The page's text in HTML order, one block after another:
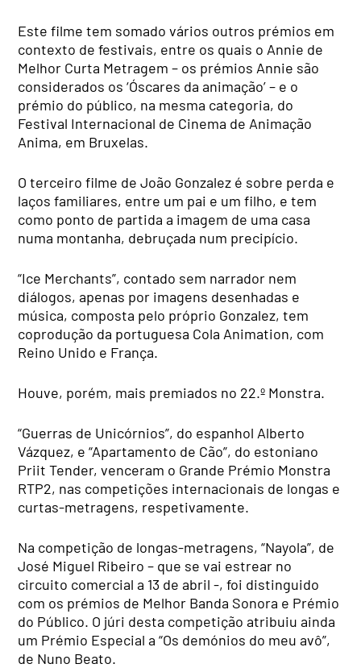
Este filme tem somado vários outros prémios em
contexto de festivais, entre os quais o Annie de
Melhor Curta Metragem – os prémios Annie são
considerados os ‘Óscares da animação’ – e o
prémio do público, na mesma categoria, do
Festival Internacional de Cinema de Animação
Anima, em Bruxelas.
O terceiro filme de João Gonzalez é sobre perda e
laços familiares, entre um pai e um filho, e tem
como ponto de partida a imagem de uma casa
numa montanha, debruçada num precipício.
“Ice Merchants”, contado sem narrador nem
diálogos, apenas por imagens desenhadas e
música, composta pelo próprio Gonzalez, tem
coprodução da portuguesa Cola Animation, com
Reino Unido e França.
Houve, porém, mais premiados no 22.º Monstra.
“Guerras de Unicórnios”, do espanhol Alberto
Vázquez, e “Apartamento de Cão”, do estoniano
Priit Tender, venceram o Grande Prémio Monstra
RTP2, nas competições internacionais de longas e
curtas-metragens, respetivamente.
Na competição de longas-metragens, “Nayola”, de
José Miguel Ribeiro – que se vai estrear no
circuito comercial a 13 de abril -, foi distinguido
com os prémios de Melhor Banda Sonora e Prémio
do Público. O júri desta competição atribuiu ainda
um Prémio Especial a “Os demónios do meu avô”,
de Nuno Beato.